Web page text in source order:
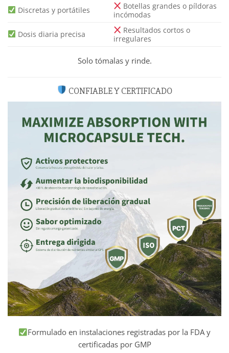
Discretas y portátiles
Botellas grandes o píldoras
incómodas
Dosis diaria precisa
Resultados cortos o
irregulares
Solo tómalas y rinde.
CONFIABLE Y CERTIFICADO
Formulado en instalaciones registradas por la FDA y
certificadas por GMP